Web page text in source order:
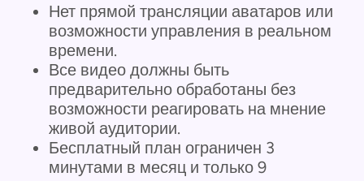
Нет прямой трансляции аватаров или
возможности управления в реальном
времени.
Все видео должны быть
предварительно обработаны без
возможности реагировать на мнение
живой аудитории.
Бесплатный план ограничен 3
минутами в месяц и только 9